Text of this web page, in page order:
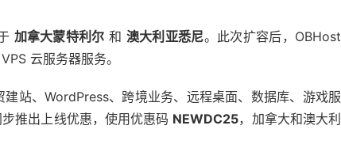
加拿大蒙特利尔 和 澳大利亚悉尼。此次扩容后，OBHost
云服务器服务。
建站、WordPress、跨境业务、远程桌面、数据库、游戏服
推出上线优惠，使用优惠码 NEWDC25，加拿大和澳大利